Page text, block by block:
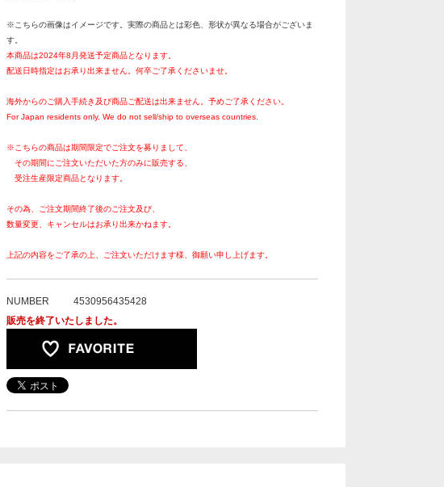
※こちらの画像はイメージです。実際の商品とは彩色、形状が異なる場合がございま
す。
本商品は2024年8月発送予定商品となります。
配送日時指定はお承り出来ません。何卒ご了承くださいませ。
海外からのご購入手続き及び商品ご配送は出来ません。予めご了承ください。
For Japan residents only. We do not sell/ship to overseas countries.
※こちらの商品は期間限定でご注文を募りまして、
その期間にご注文いただいた方のみに販売する、
受注生産限定商品となります。
その為、ご注文期間終了後のご注文及び、
数量変更、キャンセルはお承り出来かねます。
上記の内容をご了承の上、ご注文いただけます様、御願い申し上げます。
NUMBER
4530956435428
販売を終了いたしました。